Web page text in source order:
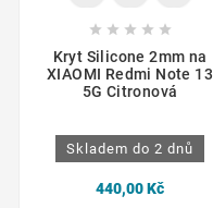
    
Kryt Silicone 2mm na
XIAOMI Redmi Note 13
5G Citronová
Skladem do 2 dnů
440,00 Kč